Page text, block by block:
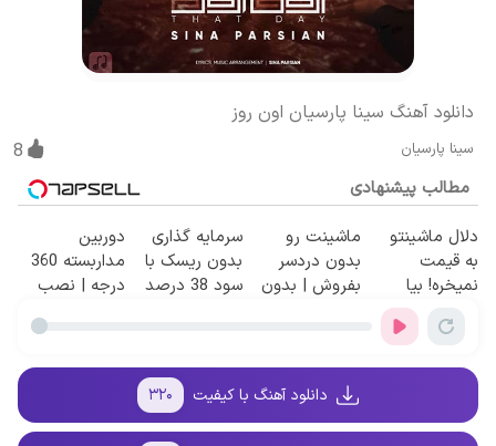
دانلود آهنگ سینا پارسیان اون روز
سینا پارسیان 8
مطالب پیشنهادی
دلال ماشینتو
به قیمت
نمیخره! بیا
اینجا به قیمت
بفروش*فقط
ماشینت رو
بدون دردسر
بفروش | بدون
سرمایه گذاری
بدون ریسک با
سود 38 درصد
دوربین
مداربسته 360
درجه | نصب
دانلود آهنگ با کیفیت ۳۲۰